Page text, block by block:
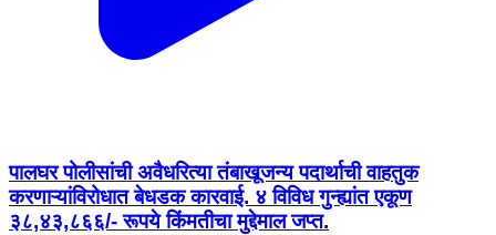
पालघर पोलीसांची अवैधरित्या तंबाखूजन्य पदार्थाची वाहतुक
करणाऱ्यांविरोधात बेधडक कारवाई. ४ विविध गुन्ह्यांत एकूण
३८,४३,८६६/- रूपये किंमतीचा मुद्देमाल जप्त.